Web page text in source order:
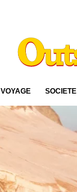
VOYAGE SOCIÉTÉ